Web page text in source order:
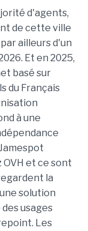
d'agents,
de cette ville
ailleurs d'un
Et en 2025,
basé sur
du Français
à une
et ce sont
la
solution
usages
Les